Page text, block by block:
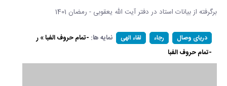
برگرفته از بیانات استاد در دفتر آیت الله یعقوبی - رمضان 1401
دریای وصال رجاء لقاء الهی نمایه ها: -تمام حروف الفبا » ر
-تمام حروف الفبا